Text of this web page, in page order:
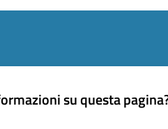
su questa